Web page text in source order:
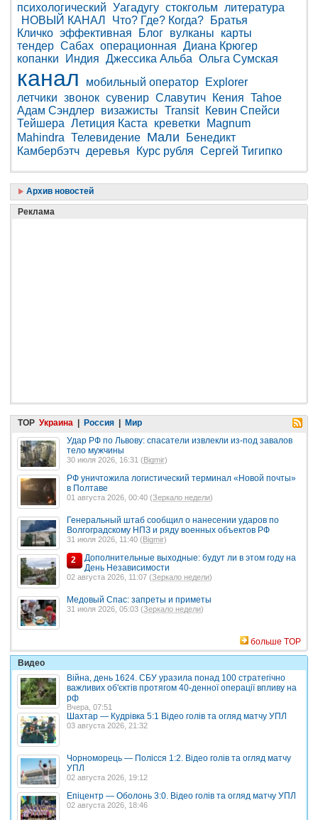
психологический Уагадугу стокгольм
литература
НОВЫЙ КАНАЛ
Что? Где? Когда?
Братья
Кличко эффективная Блог вулканы
карты
тендер Сабах операционная Диана Крюгер
копанки
Индия Джессика Альба Ольга Сумская
канал мобильный оператор
Explorer
летчики звонок сувенир Славутич Кения Tahoe
Адам Сэндлер визажисты Transit
Кевин Спейси
Тейшера Летиция Каста креветки
Magnum
Mahindra Телевидение Мали
Бенедикт
Камбербэтч деревья Курс рубля Сергей Тигипко
Архив новостей
Реклама
TOP Украина | Россия | Мир
Удар РФ по Львову: спасатели извлекли из-под завалов
тело мужчины
30 июля 2026, 16:31 (Bigmir)
РФ уничтожила логистический терминал «Новой почты»
в Полтаве
01 августа 2026, 00:40 (Зеркало недели)
Генеральный штаб сообщил о нанесении ударов по
Волгоградскому НПЗ и ряду военных объектов РФ
31 июля 2026, 11:40 (Bigmir)
2
Дополнительные выходные: будут ли в этом году на
День Независимости
02 августа 2026, 11:07 (Зеркало недели)
Медовый Спас: запреты и приметы
31 июля 2026, 05:03 (Зеркало недели)
больше TOP
Видео
Війна, день 1624. СБУ уразила понад 100 стратегічно
важливих об'єктів протягом 40-денної операції впливу на
рф
Вчера, 07:51
Шахтар — Кудрівка 5:1 Відео голів та огляд матчу УПЛ
03 августа 2026, 21:32
Чорноморець — Полісся 1:2. Відео голів та огляд матчу
УПЛ
02 августа 2026, 19:12
Епіцентр — Оболонь 3:0. Відео голів та огляд матчу УПЛ
02 августа 2026, 18:46